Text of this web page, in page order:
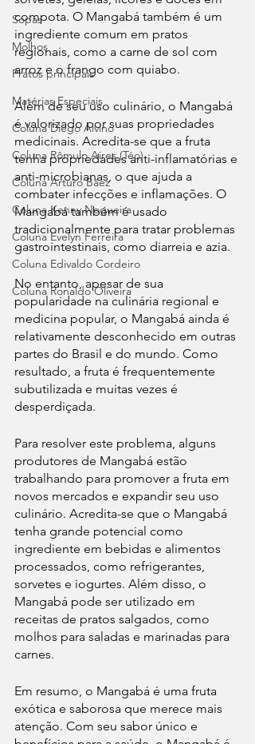
Sopas
Molhos
Pratos principais
Matérias Especiais
Coluna Diego Alvino
Coluna Rômulo Aires (Téo)
Coluna Arturo Báez
Coluna Kenny Nogueira
Coluna Evelyn Ferreira
Coluna Edivaldo Cordeiro
Coluna Ronaldo Oliveira
compota. O Mangabá também é um
ingrediente comum em pratos
regionais, como a carne de sol com
arroz e o frango com quiabo.
Além de seu uso culinário, o Mangabá
é valorizado por suas propriedades
medicinais. Acredita-se que a fruta
tenha propriedades anti-inflamatórias e
anti-microbianas, o que ajuda a
combater infecções e inflamações. O
Mangabá também é usado
tradicionalmente para tratar problemas
gastrointestinais, como diarreia e azia.
No entanto, apesar de sua
popularidade na culinária regional e
medicina popular, o Mangabá ainda é
relativamente desconhecido em outras
partes do Brasil e do mundo. Como
resultado, a fruta é frequentemente
subutilizada e muitas vezes é
desperdiçada.
Para resolver este problema, alguns
produtores de Mangabá estão
trabalhando para promover a fruta em
novos mercados e expandir seu uso
culinário. Acredita-se que o Mangabá
tenha grande potencial como
ingrediente em bebidas e alimentos
processados, como refrigerantes,
sorvetes e iogurtes. Além disso, o
Mangabá pode ser utilizado em
receitas de pratos salgados, como
molhos para saladas e marinadas para
carnes.
Em resumo, o Mangabá é uma fruta
exótica e saborosa que merece mais
atenção. Com seu sabor único e